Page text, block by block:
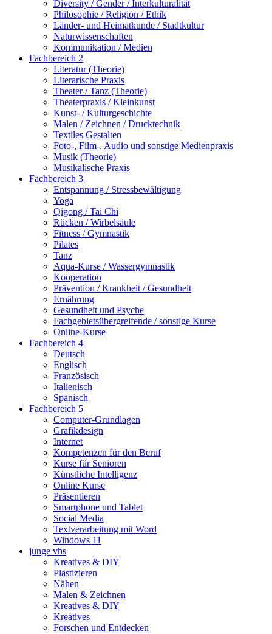
Diversity / Gender / Interkulturalität
Philosophie / Religion / Ethik
Länder- und Heimatkunde / Stadtkultur
Naturwissenschaften
Kommunikation / Medien
Fachbereich 2
Literatur (Theorie)
Literarische Praxis
Theater / Tanz (Theorie)
Theaterpraxis / Kleinkunst
Kunst- / Kulturgeschichte
Malen / Zeichnen / Drucktechnik
Textiles Gestalten
Foto-, Film-, Audio und sonstige Medienpraxis
Musik (Theorie)
Musikalische Praxis
Fachbereich 3
Entspannung / Stressbewältigung
Yoga
Qigong / Tai Chi
Rücken / Wirbelsäule
Fitness / Gymnastik
Pilates
Tanz
Aqua-Kurse / Wassergymnastik
Kooperation
Prävention / Krankheit / Gesundheit
Ernährung
Gesundheit und Psyche
Fachgebietsübergreifende / sonstige Kurse
Online-Kurse
Fachbereich 4
Deutsch
Englisch
Französisch
Italienisch
Spanisch
Fachbereich 5
Computer-Grundlagen
Grafikdesign
Internet
Kompetenzen für den Beruf
Kurse für Senioren
Künstliche Intelligenz
Online Kurse
Präsentieren
Smartphone und Tablet
Social Media
Textverarbeitung mit Word
Windows 11
junge vhs
Kreatives & DIY
Plastizieren
Nähen
Malen & Zeichnen
Kreatives & DIY
Kreatives
Forschen und Entdecken